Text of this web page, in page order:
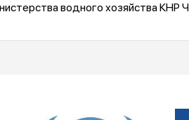
водного хозяйства КНР